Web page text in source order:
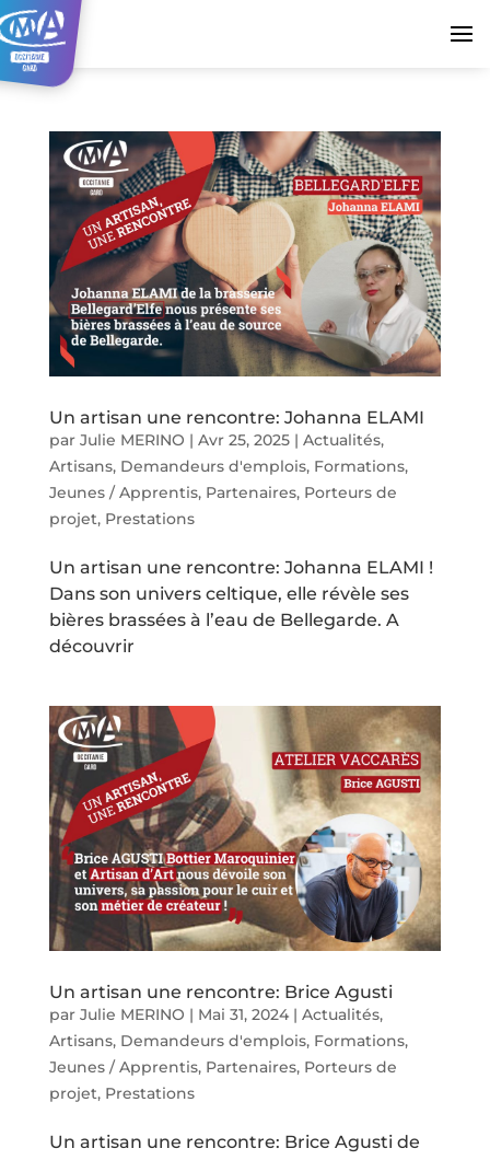
Un artisan une rencontre: Johanna ELAMI
par Julie MERINO | Avr 25, 2025| Actualités,
Artisans, Demandeurs d'emplois, Formations,
Jeunes / Apprentis, Partenaires, Porteurs de
projet, Prestations
Un artisan une rencontre: Johanna ELAMI !
Dans son univers celtique, elle révèle ses
bières brassées à l’eau de Bellegarde. A
découvrir
Un artisan une rencontre: Brice Agusti
par Julie MERINO | Mai 31, 2024| Actualités,
Artisans, Demandeurs d'emplois, Formations,
Jeunes / Apprentis, Partenaires, Porteurs de
projet, Prestations
Un artisan une rencontre: Brice Agusti de